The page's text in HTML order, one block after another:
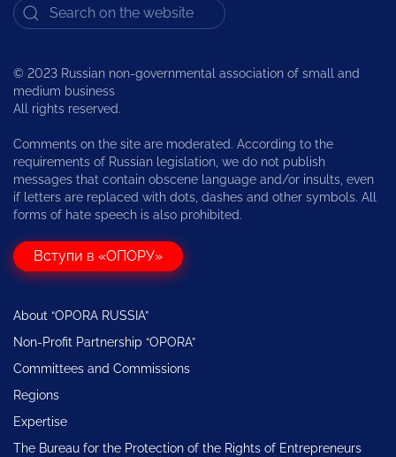
© 2023 Russian non-governmental association of small and
medium business
All rights reserved.
Comments on the site are moderated. According to the
requirements of Russian legislation, we do not publish
messages that contain obscene language and/or insults, even
if letters are replaced with dots, dashes and other symbols. All
forms of hate speech is also prohibited.
Вступи в «ОПОРУ»
About “OPORA RUSSIA”
Non-Profit Partnership “OPORA”
Committees and Commissions
Regions
Expertise
The Bureau for the Protection of the Rights of Entrepreneurs